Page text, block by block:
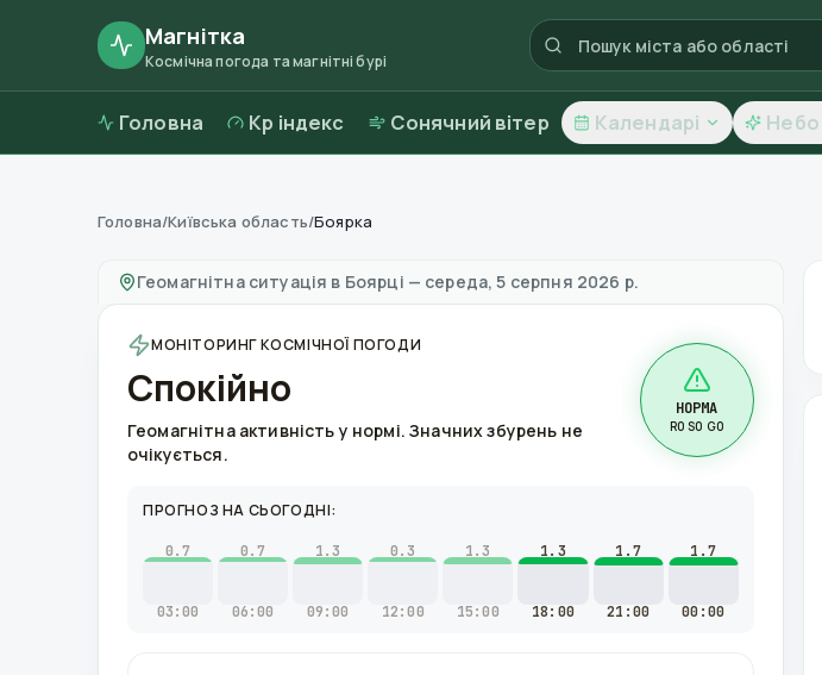
Магнітка
Космічна погода та магнітні бурі
Головна Kp індекс Сонячний вітер Календарі Небо
Магнітні бурі в Боярці—погода та якість повітря
Головна/Київська область/Боярка
Геомагнітна ситуація в Боярці — середа, 5 серпня 2026 р.
МОНІТОРИНГ КОСМІЧНОЇ ПОГОДИ
Спокійно
Геомагнітна активність у нормі. Значних збурень не
очікується.
НОРМА
R0 S0 G0
ПРОГНОЗ НА СЬОГОДНІ:
0.7
03:00
0.7
06:00
1.3
09:00
0.3
12:00
1.3
15:00
1.3
18:00
1.7
21:00
1.7
00:00